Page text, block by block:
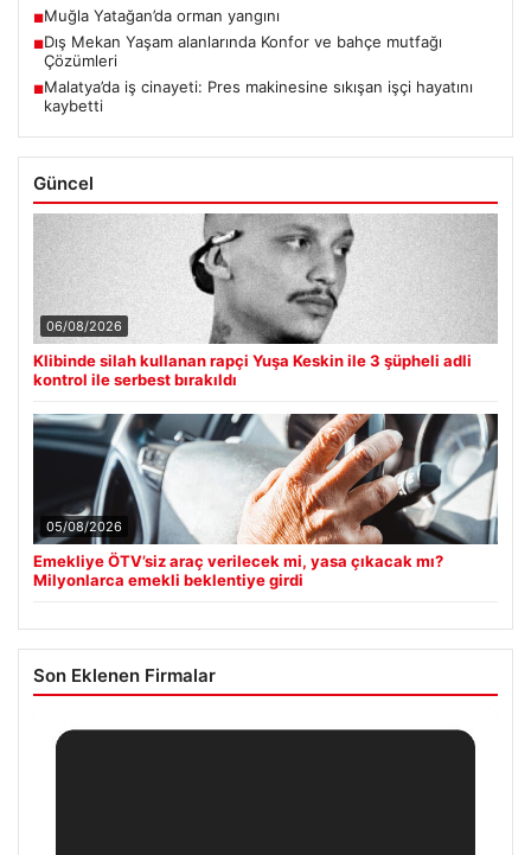
■Muğla Yatağan’da orman yangını
■Dış Mekan Yaşam alanlarında Konfor ve bahçe mutfağı
Çözümleri
■Malatya’da iş cinayeti: Pres makinesine sıkışan işçi hayatını
kaybetti
Güncel
06/08/2026
Klibinde silah kullanan rapçi Yuşa Keskin ile 3 şüpheli adli
kontrol ile serbest bırakıldı
05/08/2026
Emekliye ÖTV’siz araç verilecek mi, yasa çıkacak mı?
Milyonlarca emekli beklentiye girdi
Son Eklenen Firmalar